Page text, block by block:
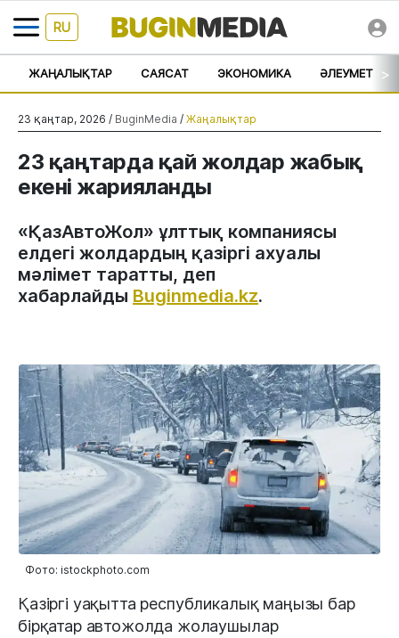
RU
ЖАҢАЛЫҚТАР САЯСАТ ЭКОНОМИКА ӘЛЕУМЕТ >
23 қаңтар, 2026 / BuginMedia / Жаңалықтар
23 қаңтарда қай жолдар жабық
екені жарияланды
«ҚазАвтоЖол» ұлттық компаниясы
елдегі жолдардың қазіргі ахуалы
мәлімет таратты, деп
хабарлайды Buginmedia.kz.
Фото: istockphoto.com
Қазіргі уақытта республикалық маңызы бар
бірқатар автожолда жолаушылар